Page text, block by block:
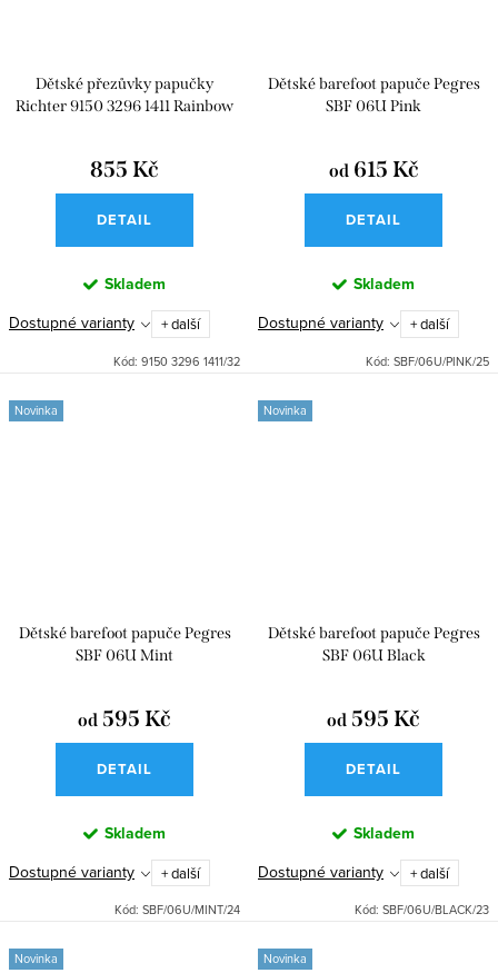
Dětské přezůvky papučky
Richter 9150 3296 1411 Rainbow
855 Kč
DETAIL
Skladem
Dostupné varianty
+ další
Kód: 9150 3296 1411/32
Dětské barefoot papuče Pegres
SBF 06U Pink
od615 Kč
DETAIL
Skladem
Dostupné varianty
+ další
Kód: SBF/06U/PINK/25
Novinka
Dětské barefoot papuče Pegres
SBF 06U Mint
od 595 Kč
DETAIL
Skladem
Dostupné varianty
+ další
Kód: SBF/06U/MINT/24
Novinka
Dětské barefoot papuče Pegres
SBF 06U Black
od 595 Kč
DETAIL
Skladem
Dostupné varianty
+ další
Kód: SBF/06U/BLACK/23
Novinka Novinka